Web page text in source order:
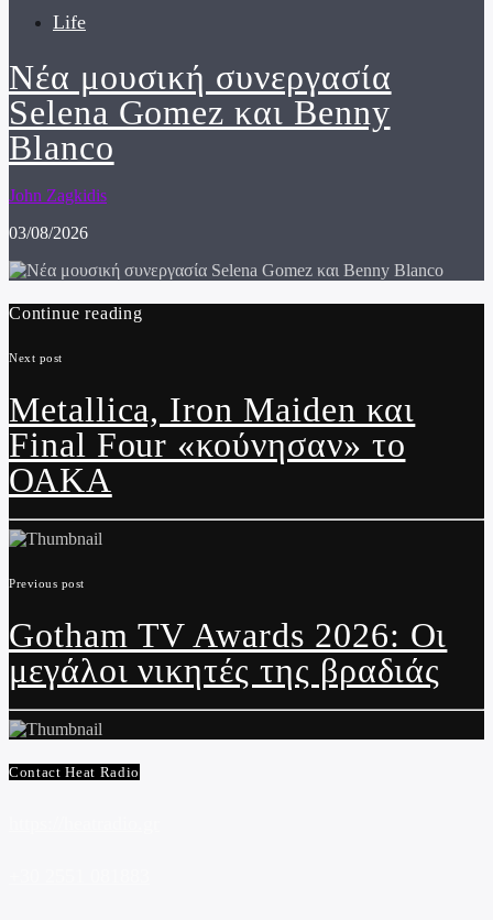
Life
Νέα μουσική συνεργασία
Selena Gomez και Benny
Blanco
John Zagkidis
03/08/2026
Continue reading
Next post
Metallica, Iron Maiden και
Final Four «κούνησαν» το
ΟΑΚΑ
Previous post
Gotham TV Awards 2026: Οι
μεγάλοι νικητές της βραδιάς
Contact Heat Radio